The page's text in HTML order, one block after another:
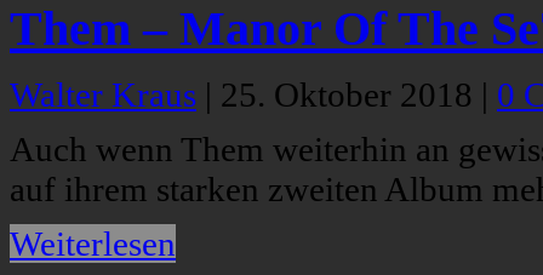
Them – Manor Of The
Walter Kraus | 25. Oktober 2018 | 0
Auch wenn Them weiterhin an
auf ihrem starken zweiten Album
Weiterlesen